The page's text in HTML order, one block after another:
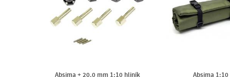
Absima + 20.0 mm 1:10 hliník
Absima 1:10